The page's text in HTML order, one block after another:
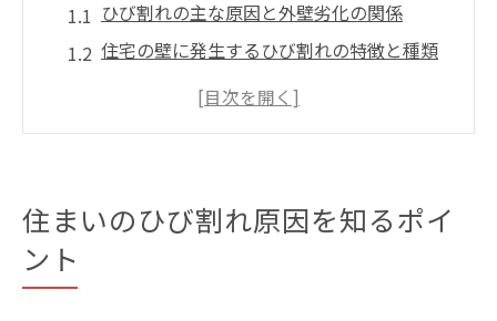
ひび割れの主な原因と外壁劣化の関係
住宅の壁に発生するひび割れの特徴と種類
外壁サイディングがひび割れる要因を解説
析
外壁隙間がもたらすリスクとは何か
住まいのひび割れ原因を知るポイ
ント